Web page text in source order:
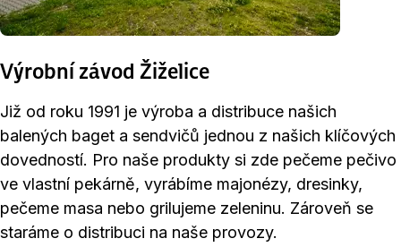
Výrobní závod Žiželice
Již od roku 1991 je výroba a distribuce našich
balených baget a sendvičů jednou z našich klíčových
dovedností. Pro naše produkty si zde pečeme pečivo
ve vlastní pekárně, vyrábíme majonézy, dresinky,
pečeme masa nebo grilujeme zeleninu. Zároveň se
staráme o distribuci na naše provozy.